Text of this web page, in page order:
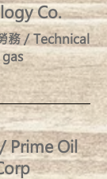
Co.
務 / Technical
Prime Oil